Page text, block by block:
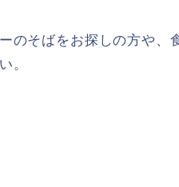
のそばをお探しの方や、
。